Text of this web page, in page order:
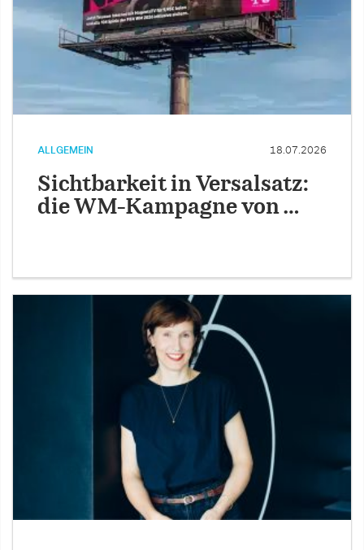
ALLGEMEIN 18.07.2026
Sichtbarkeit in Versalsatz:
die WM-Kampagne von …